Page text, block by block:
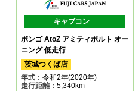
キャブコン
ボンゴ AtoZ アミティポルト オー
ニング 低走行
茨城つくば店
年式 ：令和2年(2020年)
走行距離：5,340km